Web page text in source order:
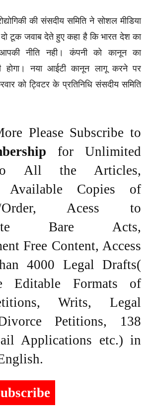
की संसदीय समिति ने सोशल मीडिया
दो टूक जवाब देते हुए कहा है कि भारत देश का
नीति नही। कंपनी को कानून का
होगा। नया आईटी कानून लागू करने पर
को ट्विटर के प्रतिनिधि संसदीय समिति
Please Subscribe to
for Unlimited
All the Articles,
Available Copies of
Order, Acess to
State Bare Acts,
Free Content, Access
4000 Legal Drafts(
Editable Formats of
Writs, Legal
Petitions, 138
Applications etc.) in